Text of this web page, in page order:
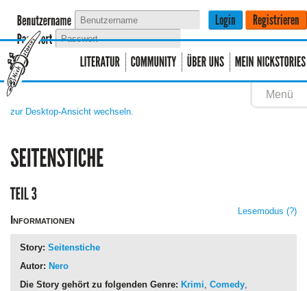
Menü
zur Desktop-Ansicht wechseln.
Lesemodus (?)
Informationen
Story: Seitenstiche
Autor: Nero
Die Story gehört zu folgenden Genre: Krimi Comedy